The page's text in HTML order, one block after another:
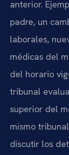
anterior.
padre, un
laborales,
médicas del
del horario
tribunal
superior del
mismo
discutir los